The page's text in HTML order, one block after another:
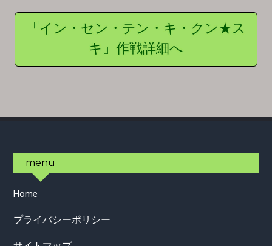
「イン・セン・テン・キ・クン★ス
キ」作戦詳細へ
Footer
menu
Home
プライバシーポリシー